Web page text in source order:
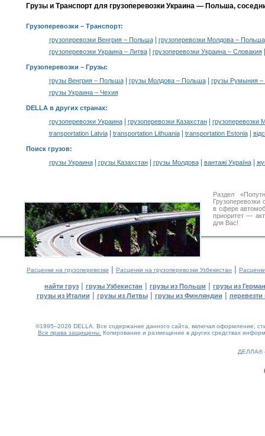
Грузы и Транспорт для грузоперевозки Украина — Польша,
Грузоперевозки – Транспорт:
грузоперевозки Венгрия – Польша| грузоперевозки Молдова – Польша
грузоперевозки Украина – Литва| грузоперевозки Украина – Словакия
Грузоперевозки – Грузы:
грузы Венгрия – Польша| грузы Молдова – Польша|
грузы Румыния
грузы Украина – Чехия
DELLA в других странах:
грузоперевозки Украина| грузоперевозки Казахстан|
грузоперевозки
transportation Latvia| transportation Lithuania| transportation Estonia|
Поиск грузов:
грузы Украина| грузы Казахстан| грузы Молдова| вантажі Україна|
Раздел
в сфере
приоритет —
для Вас!
Расценки на грузоперевозки | Расценки на грузоперевозки Узбекистан |
найти груз | грузы Узбекистан | грузы из Польши | грузы из
грузы из Италии | грузы из Литвы| грузы из Финляндии | перевезти
©1995–2026 DELLA. Все содержание данного сайта, включая оформление,
Все права защищены. Копирование и размещение в других средствах